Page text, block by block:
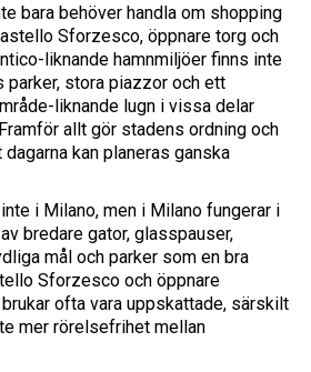
bara behöver handla om shopping
Sforzesco, öppnare torg och
liknande hamnmiljöer finns inte
parker, stora piazzor och ett
liknande lugn i vissa delar
allt gör stadens ordning och
kan planeras ganska
i Milano, men i Milano fungerar i
bredare gator, glasspauser,
mål och parker som en bra
Sforzesco och öppnare
ofta vara uppskattade, särskilt
mer rörelsefrihet mellan